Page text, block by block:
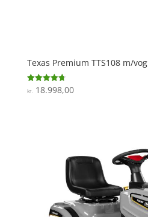
Texas Premium TTS108 m/
Vurderet
4.7
kr.18.998,00